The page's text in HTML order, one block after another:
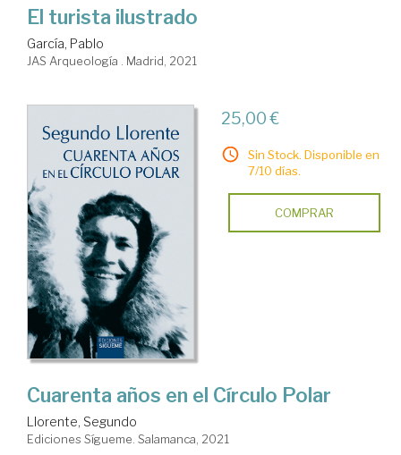
El turista ilustrado
García, Pablo
JAS Arqueología . Madrid, 2021
25,00 €
Sin Stock. Disponible en
7/10 días.
COMPRAR
Cuarenta años en el Círculo Polar
Llorente, Segundo
Ediciones Sígueme. Salamanca, 2021